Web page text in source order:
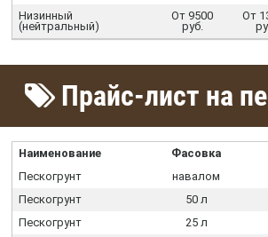
Низинный
(нейтральный)
От 9500
руб.
От
Прайс-лист на
Наименование Фасовка
Пескогрунт
навалом
Пескогрунт
50 л
Пескогрунт
25 л